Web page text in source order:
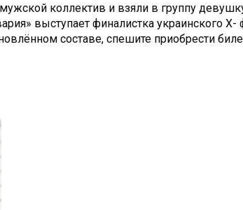
коллектив и взяли в группу
выступает финалистка украинского
составе, спешите приобрести